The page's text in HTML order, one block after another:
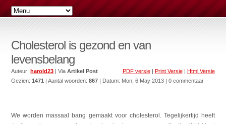
Cholesterol is gezond en van
levensbelang
PDF versie| Print Versie| Html Versie
Auteur:harold23 | ViaArtikel Post
Gezien:1471 | Aantal woorden:867 | Datum: Mon, 6 May 2013 | 0 commentaar
We worden massaal bang gemaakt voor cholesterol. Tegelijkertijd heeft